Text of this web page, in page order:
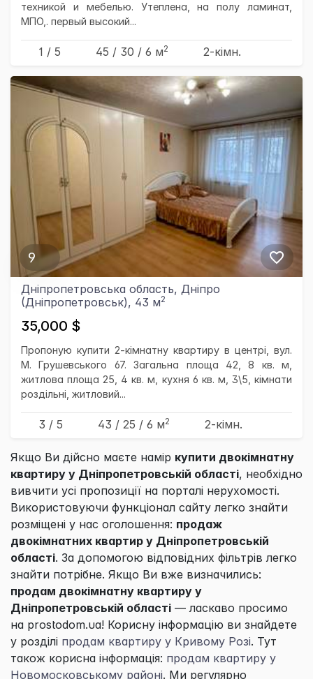
техникой и мебелью. Утеплена, на полу ламинат,
МПО,. первый высокий...
1 / 5 45 / 30 / 6 м2 2-кімн.
9
Дніпропетровська область, Дніпро
(Дніпропетровськ), 43 м2
35,000 $
Пропоную купити 2-кімнатну квартиру в центрі, вул.
М. Грушевського 67. Загальна площа 42, 8 кв. м,
житлова площа 25, 4 кв. м, кухня 6 кв. м, 3\5, кімнати
роздільні, житловий...
3 / 5 43 / 25 / 6 м2 2-кімн.
Якщо Ви дійсно маєте намір купити двокімнатну
квартиру у Дніпропетровській області, необхідно
вивчити усі пропозиції на порталі нерухомості.
Використовуючи функціонал сайту легко знайти
розміщені у нас оголошення: продаж
двокімнатних квартир у Дніпропетровській
області. За допомогою відповідних фільтрів легко
знайти потрібне. Якщо Ви вже визначились:
продам двокімнатну квартиру у
Дніпропетровській області — ласкаво просимо
на prostodom.ua! Корисну інформацію ви знайдете
у розділі продам квартиру у Кривому Розі. Тут
також корисна інформація: продам квартиру у
Новомосковському районі. Ми регулярно